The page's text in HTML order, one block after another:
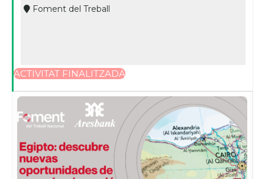
Foment del Treball
ACTIVITAT FINALITZADA